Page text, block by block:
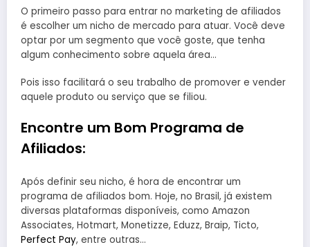
O primeiro passo para entrar no marketing de afiliados
é escolher um nicho de mercado para atuar. Você deve
optar por um segmento que você goste, que tenha
algum conhecimento sobre aquela área…
Pois isso facilitará o seu trabalho de promover e vender
aquele produto ou serviço que se filiou.
Encontre um Bom Programa de
Afiliados:
Após definir seu nicho, é hora de encontrar um
programa de afiliados bom. Hoje, no Brasil, já existem
diversas plataformas disponíveis, como Amazon
Associates, Hotmart, Monetizze, Eduzz, Braip, Ticto,
Perfect Pay, entre outras…